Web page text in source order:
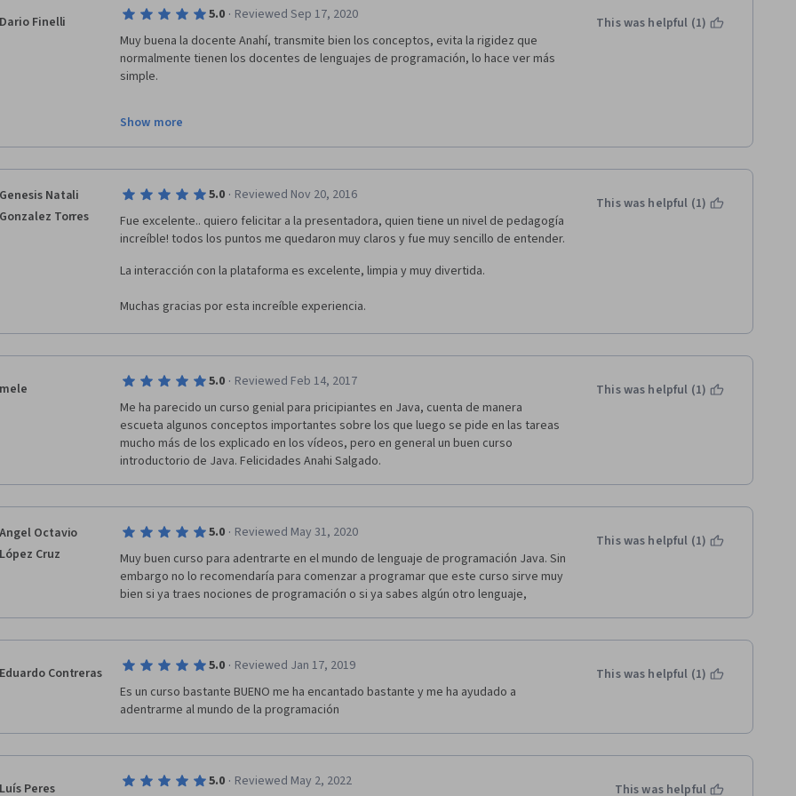
Dario Finelli 5.0 · Reviewed Sep 17, 2020
Muy buena la docente Anahí, transmite bien los conceptos, evita la rigidez que
normalmente tienen los docentes de lenguajes de programación, lo hace ver más
simple.
Como en todos estos cursos, a veces el tiempo es un factor enemigo, dado a la
De todas maneras, aquí se gestan los fundamentos, luego cada uno explora el
camino a seguir, para crecer como desarrollador.
Muy buen curso, gracias!
Show more
This was helpful (1)
Genesis Natali
Gonzalez Torres
5.0 · Reviewed Nov 20, 2016
Fue excelente.. quiero felicitar a la presentadora, quien tiene un nivel de pedagogía
increíble! todos los puntos me quedaron muy claros y fue muy sencillo de entender.
La interacción con la plataforma es excelente, limpia y muy divertida.
Muchas gracias por esta increíble experiencia.
This was helpful (1)
mele 5.0 · Reviewed Feb 14, 2017
Me ha parecido un curso genial para pricipiantes en Java, cuenta de manera
escueta algunos conceptos importantes sobre los que luego se pide en las tareas
mucho más de los explicado en los vídeos, pero en general un buen curso
introductorio de Java. Felicidades Anahi Salgado.
This was helpful (1)
Angel Octavio
López Cruz
5.0 · Reviewed May 31, 2020
Muy buen curso para adentrarte en el mundo de lenguaje de programación Java. Sin
embargo no lo recomendaría para comenzar a programar que este curso sirve muy
bien si ya traes nociones de programación o si ya sabes algún otro lenguaje,
This was helpful (1)
Eduardo Contreras 5.0 · Reviewed Jan 17, 2019
Es un curso bastante BUENO me ha encantado bastante y me ha ayudado a
adentrarme al mundo de la programación
This was helpful (1)
Luís Peres 5.0 · Reviewed May 2, 2022 This was helpful